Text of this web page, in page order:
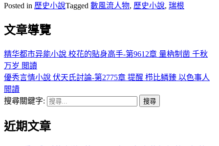
Posted in 歷史小說Tagged 數風流人物, 歷史小說, 瑞根
文章導覽
精华都市异能小說 校花的貼身高手-第9612章 量枘制凿 千秋
万岁 閲讀
優秀言情小說 伏天氏討論-第2775章 提醒 栉比鳞臻 以色事人
閲讀
搜尋關鍵字:
近期文章